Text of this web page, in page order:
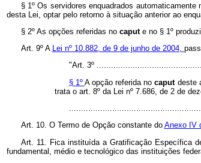
§ 1º Os servidores enquadrados
desta Lei, optar pelo retorno à situação anterior ao
§ 2º As opções referidas no caput e no § 1º
Art. 9º A Lei nº 10.882, de 9 de junho de 2004,
"Art. 3º
§ 1º A opção referida nocaput deste
trata o art. 8º da Lei nº 7.686, de 2 de
Art. 10. O Termo de Opção constante do Anexo IV
Art. 11. Fica instituída a Gratificação Específica
fundamental, médio e tecnológico das instituições